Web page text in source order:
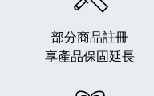
部分商品註冊
享產品保固延長